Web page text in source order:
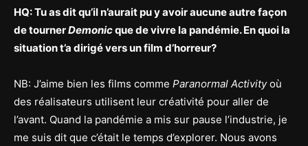
HQ: Tu as dit qu’il n’aurait pu y avoir aucune autre façon
de tournerDemonicque de vivre la pandémie. En quoi la
situation t’a dirigé vers un film d’horreur?
NB: J’aime bien les films comme Paranormal Activityoù
des réalisateurs utilisent leur créativité pour aller de
l’avant. Quand la pandémie a mis sur pause l’industrie, je
me suis dit que c’était le temps d’explorer. Nous avons